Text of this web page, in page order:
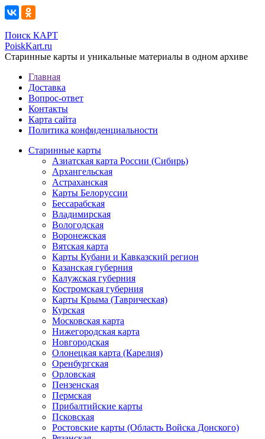
Поиск КАРТ
PoiskKart.ru
Старинные карты и уникальные материалы в одном архиве
Главная
Доставка
Вопрос-ответ
Контакты
Карта сайта
Политика конфиденциальности
Старинные карты
Азиатская карта России (Сибирь)
Архангельская
Астраханская
Карты Белоруссии
Бессарабская
Владимирская
Вологодская
Воронежская
Вятская карта
Карты Кубани и Кавказский регион
Казанская губерния
Калужская губерния
Костромская губерния
Карты Крыма (Таврическая)
Курская
Московская карта
Нижегородская карта
Новгородская
Олонецкая карта (Карелия)
Оренбургская
Орловская
Пензенская
Пермская
Прибалтийские карты
Псковская
Ростовские карты (Область Войска Донского)